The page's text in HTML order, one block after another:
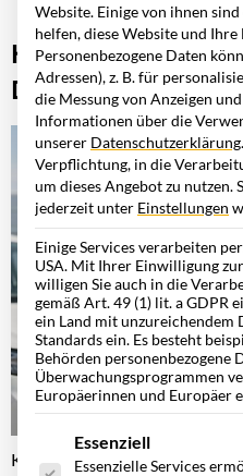
KI im
Datenbestand zum
Künstliche Intelligenz
Website. Einige von ihnen
helfen, diese Website und
Personenbezogene Daten
Adressen), z. B. für
die Messung von Anzeigen
Informationen über die
unserer Datenschutzerklärung.
Verpflichtung, in die
um dieses Angebot zu nutzen.
jederzeit unter Einstellungen
Einige Services verarbeiten
USA. Mit Ihrer Einwilligung
willigen Sie auch in die
gemäß Art. 49 (1) lit. a GDPR
ein Land mit unzureichendem
Standards ein. Es besteht
Behörden personenbezogene
Überwachungsprogrammen
Europäerinnen und Europäer
Es folgt eine Liste der
Essenziell
Essenzielle Services